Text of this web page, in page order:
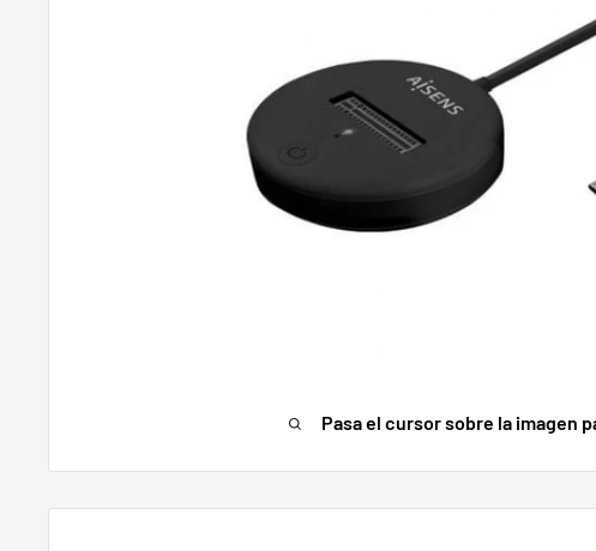
Pasa el cursor sobre la imagen